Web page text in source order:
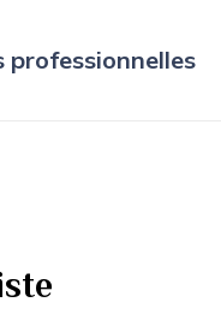
professionnelles